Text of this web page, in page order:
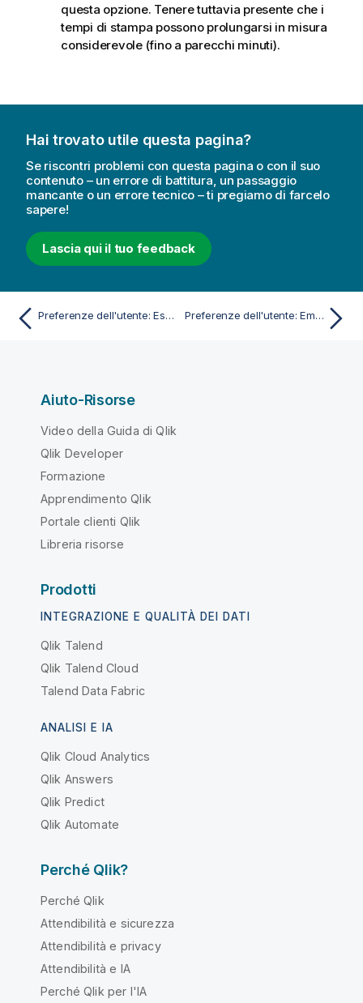
questa opzione. Tenere tuttavia presente che i
tempi di stampa possono prolungarsi in misura
considerevole (fino a parecchi minuti).
Hai trovato utile questa pagina?
Se riscontri problemi con questa pagina o con il suo
contenuto – un errore di battitura, un passaggio
mancante o un errore tecnico – ti pregiamo di farcelo
sapere!
Lascia qui il tuo feedback
Preferenze dell'utente: Esporta Preferenze dell'utente: Email
Aiuto-Risorse
Video della Guida di Qlik
Qlik Developer
Formazione
Apprendimento Qlik
Portale clienti Qlik
Libreria risorse
Prodotti
INTEGRAZIONE E QUALITÀ DEI DATI
Qlik Talend
Qlik Talend Cloud
Talend Data Fabric
ANALISI E IA
Qlik Cloud Analytics
Qlik Answers
Qlik Predict
Qlik Automate
Perché Qlik?
Perché Qlik
Attendibilità e sicurezza
Attendibilità e privacy
Attendibilità e IA
Perché Qlik per l'IA